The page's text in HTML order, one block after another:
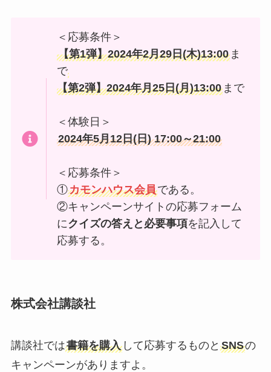
＜応募条件＞
【第1弾】2024年2月29日(木)13:00 ま
で
【第2弾】2024年月25日(月)13:00 まで
＜体験日＞
2024年5月12日(日) 17:00～21:00
＜応募条件＞
①カモンハウス会員である。
②キャンペーンサイトの応募フォーム
にクイズの答えと必要事項を記入して
応募する。
株式会社講談社
講談社では書籍を購入して応募するものと SNSの
キャンペーンがありますよ。